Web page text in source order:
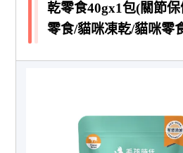
乾零食40gx1包(關節
零食/貓咪凍乾/貓咪零